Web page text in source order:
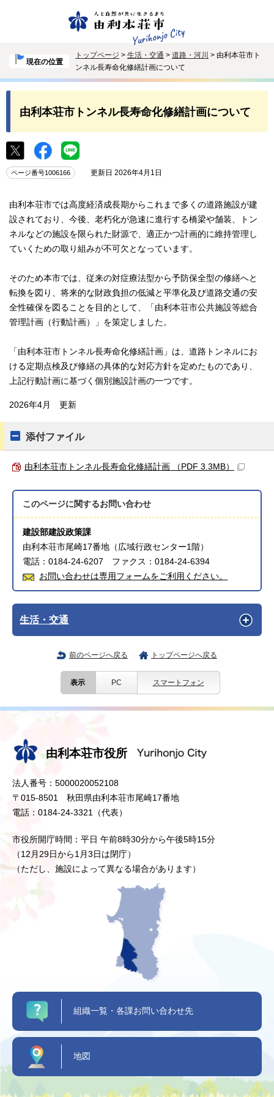
現在の位置
トップページ > 生活・交通 > 道路・河川
> 由利本荘市ト
ンネル長寿命化修繕計画について
由利本荘市トンネル長寿命化修繕計画について
ページ番号1006166 更新日 2026年4月1日
由利本荘市では高度経済成長期からこれまで多くの道路施設が建
設されており、今後、老朽化が急速に進行する橋梁や舗装、トン
ネルなどの施設を限られた財源で、適正かつ計画的に維持管理し
ていくための取り組みが不可欠となっています。
そのため本市では、従来の対症療法型から予防保全型の修繕へと
転換を図り、将来的な財政負担の低減と平準化及び道路交通の安
全性確保を図ることを目的として、「由利本荘市公共施設等総合
管理計画（行動計画）」を策定しました。
「由利本荘市トンネル長寿命化修繕計画」は、道路トンネルにお
ける定期点検及び修繕の具体的な対応方針を定めたものであり、
上記行動計画に基づく個別施設計画の一つです。
2026年4月 更新
添付ファイル
由利本荘市トンネル長寿命化修繕計画 （PDF 3.3MB）
このページに関するお問い合わせ
建設部建設政策課
由利本荘市尾崎17番地（広域行政センター1階）
電話：0184-24-6207 ファクス：0184-24-6394
お問い合わせは専用フォームをご利用ください。
生活・交通
前のページへ戻る トップページへ戻る
表示 PC スマートフォン
由利本荘市役所
法人番号：5000020052108
〒015-8501 秋田県由利本荘市尾崎17番地
電話：0184-24-3321（代表）
市役所開庁時間：平日 午前8時30分から午後5時15分
（12月29日から1月3日は閉庁）
（ただし、施設によって異なる場合があります）
組織一覧・各課お問い合わせ先
地図